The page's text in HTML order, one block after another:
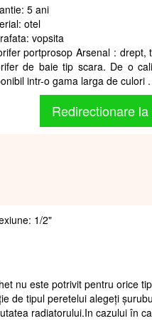
5 ani
otel
vopsita
portprosop Arsenal : drept,
de baie tip scara. De o
intr-o gama larga de culori
Redirectionare
1/2"
nu este potrivit pentru orice
de tipul peretelui alegeți
radiatorului.In cazului în